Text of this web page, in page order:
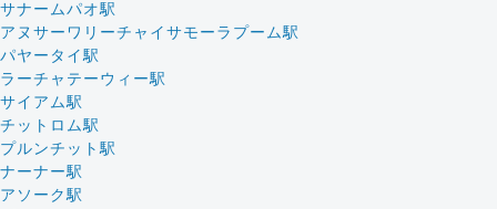
サナームパオ駅
アヌサーワリーチャイサモーラプーム駅
パヤータイ駅
ラーチャテーウィー駅
サイアム駅
チットロム駅
プルンチット駅
ナーナー駅
アソーク駅